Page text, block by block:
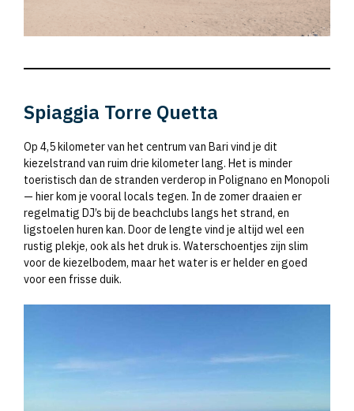
Spiaggia Torre Quetta
Op 4,5 kilometer van het centrum van Bari vind je dit
kiezelstrand van ruim drie kilometer lang. Het is minder
toeristisch dan de stranden verderop in Polignano en Monopoli
— hier kom je vooral locals tegen. In de zomer draaien er
regelmatig DJ’s bij de beachclubs langs het strand, en
ligstoelen huren kan. Door de lengte vind je altijd wel een
rustig plekje, ook als het druk is. Waterschoentjes zijn slim
voor de kiezelbodem, maar het water is er helder en goed
voor een frisse duik.